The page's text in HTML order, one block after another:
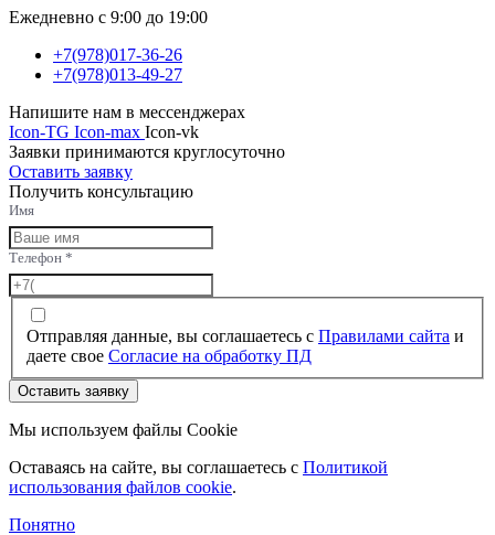
Ежедневно с 9:00 до 19:00
+7(978)017-36-26
+7(978)013-49-27
Напишите нам в мессенджерах
Icon-TG Icon-max Icon-vk
Заявки принимаются круглосуточно
Оставить заявку
Получить консультацию
Имя
Телефон *
Отправляя данные, вы соглашаетесь с Правилами сайта и
даете свое Согласие на обработку ПД
Оставить заявку
Мы используем файлы Cookie
Оставаясь на сайте, вы соглашаетесь c Политикой
использования файлов cookie.
Понятно